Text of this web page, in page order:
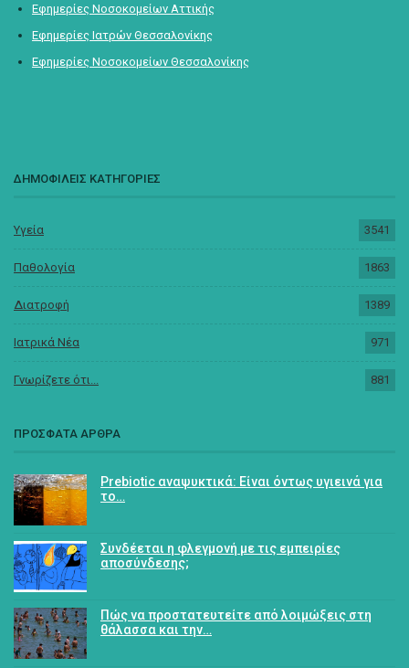
Εφημερίες Νοσοκομείων Αττικής
Εφημερίες Ιατρών Θεσσαλονίκης
Εφημερίες Νοσοκομείων Θεσσαλονίκης
ΔΗΜΟΦΙΛΕΙΣ ΚΑΤΗΓΟΡΙΕΣ
Υγεία 3541
Παθολογία 1863
Διατροφή 1389
Ιατρικά Νέα 971
Γνωρίζετε ότι... 881
ΠΡΟΣΦΑΤΑ ΑΡΘΡΑ
Prebiotic αναψυκτικά: Είναι όντως υγιεινά για
το…
Συνδέεται η φλεγμονή με τις εμπειρίες
αποσύνδεσης;
Πώς να προστατευτείτε από λοιμώξεις στη
θάλασσα και την…